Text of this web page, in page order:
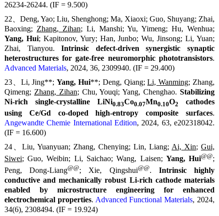
26234-26244. (IF = 9.500)
22、Deng, Yao; Liu, Shenghong; Ma, Xiaoxi; Guo, Shuyang; Zhai,
Baoxing; Zhang, Zihan; Li, Manshi; Yu, Yimeng; Hu, Wenhua;
Yang, Hui; Kapitonov, Yury; Han, Junbo; Wu, Jinsong; Li, Yuan;
Zhai, Tianyou.Intrinsic defect-driven synergistic synaptic
heterostructures for gate-free neuromorphic phototransistors.
Advanced Materials, 2024, 36, 2309940. (IF = 29.400)
23、Li, Jing**;Yang, Hui**; Deng, Qiang;Li, Wanming; Zhang,
Qimeng; Zhang, Zihan; Chu, Youqi; Yang, Chenghao.Stabilizing
Ni-rich single-crystalline LiNi0.83Co0.07Mn0.10O2
cathodes
using Ce/Gd co-doped high-entropy composite surfaces.
Angewandte Chemie International Edition, 2024, 63, e202318042.
(IF = 16.600)
24、Liu, Yuanyuan; Zhang, Chenying; Lin, Liang; Ai, Xin;Gui,
Siwei; Guo, Weibin; Li, Saichao; Wang, Laisen; Yang, Hui@@;
Peng, Dong-Liang@@; Xie, Qingshui@@. Intrinsic highly
conductive and mechanically robust Li-rich cathode materials
enabled by microstructure engineering for enhanced
electrochemical properties. Advanced Functional Materials, 2024,
34(6), 2308494. (IF = 19.924)